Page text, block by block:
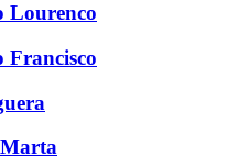
Lourenco
Francisco